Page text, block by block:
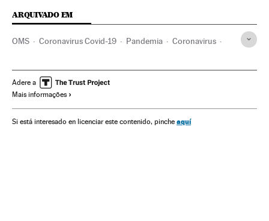
ARQUIVADO EM
OMS Coronavirus Covid-19 Pandemia Coronavirus
Europa Quarentena Natal
Adere a
Mais informações
Si está interesado en licenciar este contenido, pinche aquí